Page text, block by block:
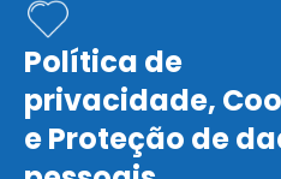
Política de
privacidade,
e Proteção de